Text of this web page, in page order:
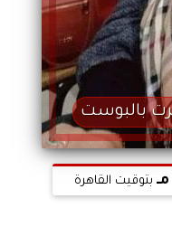
بالبوست
بتوقيت القاهرة